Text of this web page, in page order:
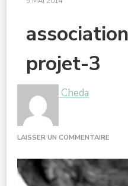
projet-3
Cheda
LAISSER UN COMMENTAIRE